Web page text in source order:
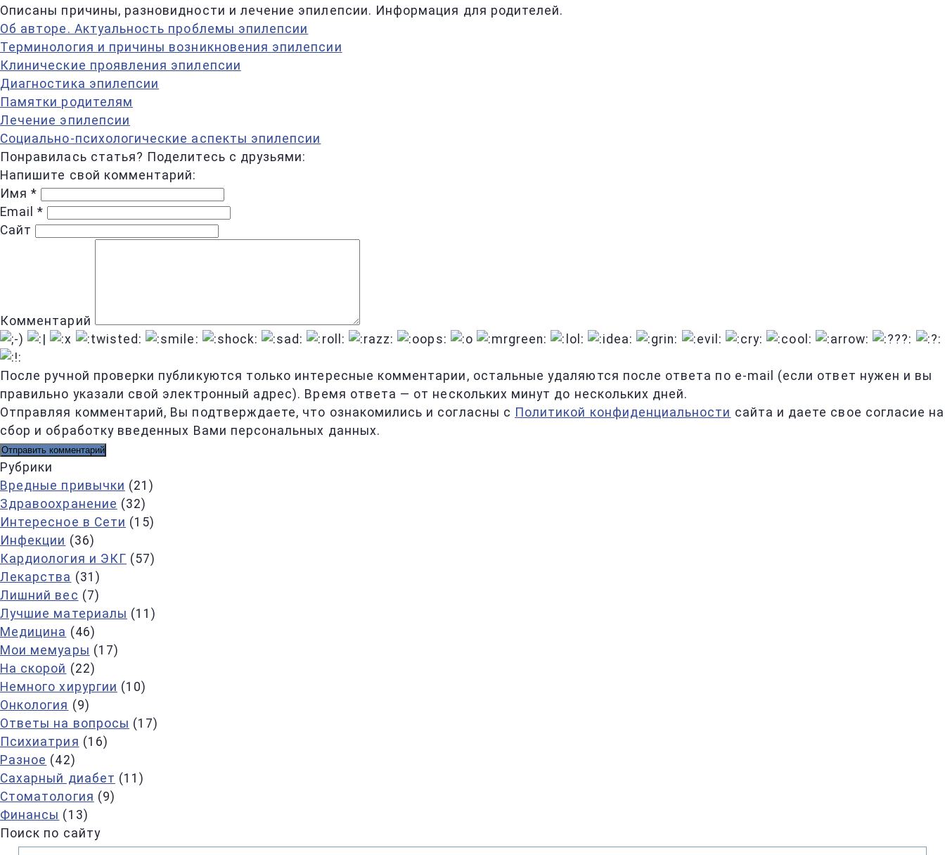
Описаны причины, разновидности и лечение эпилепсии. Информация для родителей.
Об авторе. Актуальность проблемы эпилепсии
Терминология и причины возникновения эпилепсии
Клинические проявления эпилепсии
Диагностика эпилепсии
Памятки родителям
Лечение эпилепсии
Социально-психологические аспекты эпилепсии
Понравилась статья? Поделитесь с друзьями:
Напишите свой комментарий:
Имя*
Email*
Сайт
Комментарий
После ручной проверки публикуются только интересные комментарии, остальные удаляются после ответа по e-mail (если ответ нужен и вы
правильно указали свой электронный адрес). Время ответа — от нескольких минут до нескольких дней.
Отправляя комментарий, Вы подтверждаете, что ознакомились и согласны с Политикой конфиденциальности сайта и даете свое согласие на
сбор и обработку введенных Вами персональных данных.
Рубрики
Вредные привычки (21)
Здравоохранение (32)
Интересное в Сети (15)
Инфекции (36)
Кардиология и ЭКГ (57)
Лекарства (31)
Лишний вес (7)
Лучшие материалы (11)
Медицина (46)
Мои мемуары (17)
На скорой (22)
Немного хирургии (10)
Онкология (9)
Ответы на вопросы (17)
Психиатрия (16)
Разное (42)
Сахарный диабет (11)
Стоматология (9)
Финансы (13)
Поиск по сайту